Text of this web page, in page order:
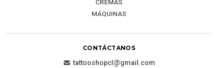
CREMAS
MÁQUINAS
CONTÁCTANOS
tattooshopcl@gmail.com